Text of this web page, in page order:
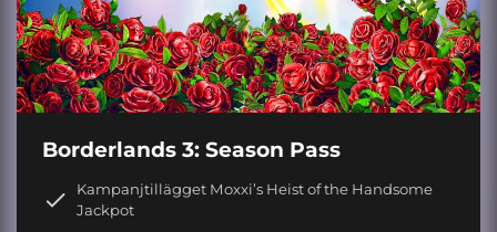
Borderlands 3: Season Pass
Kampanjtillägget Moxxi’s Heist of the Handsome
Jackpot